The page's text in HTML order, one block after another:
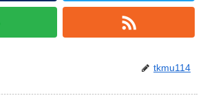
tkmu114